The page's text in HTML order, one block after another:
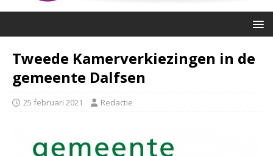
Tweede Kamerverkiezingen in de
gemeente Dalfsen
25 februari 2021 Redactie